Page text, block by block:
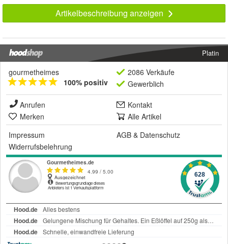
Artikelbeschreibung anzeigen
Platin
gourmetheimes
100% positiv
2086 Verkäufe
Gewerblich
Anrufen
Kontakt
Merken
Alle Artikel
Impressum
AGB & Datenschutz
Widerrufsbelehrung